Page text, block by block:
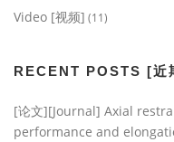
Video [视频] (11)
RECENT POSTS [近
[论文][Journal] Axial
performance and